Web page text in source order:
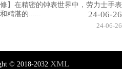
修】在精密的钟表世界中，劳力士手表
精湛的......
24-06-26
24-06-26
© 2018-2032 XML